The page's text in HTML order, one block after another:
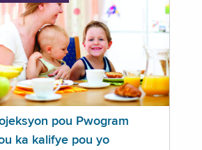
pou Pwogram
ka kalifye pou yo